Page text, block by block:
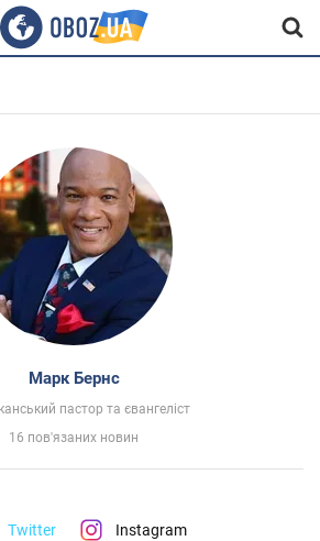
Марк Бернс
пастор та євангеліст
16 пов'язаних новин
Twitter Instagram